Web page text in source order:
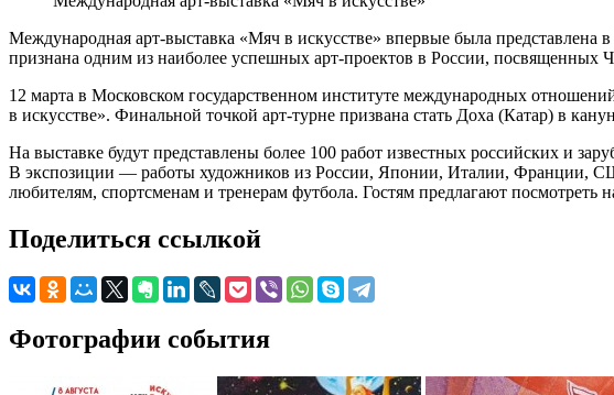
Международная арт-выставка «Мяч в искусстве» впервые была
признана одним из наиболее успешных арт-проектов в России, посвященных
12 марта в Московском государственном институте международных
в искусстве». Финальной точкой арт-турне призвана стать Доха (Катар) в
На выставке будут представлены более 100 работ известных российских и
В экспозиции — работы художников из России, Японии, Италии, Франции,
любителям, спортсменам и тренерам футбола. Гостям предлагают
Поделиться ссылкой
Фотографии события